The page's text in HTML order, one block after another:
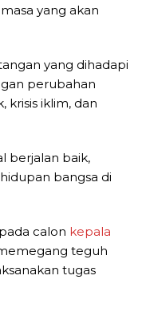
yang akan
yang dihadapi
perubahan
krisis iklim, dan
berjalan baik,
bangsa di
calon kepala
teguh
tugas